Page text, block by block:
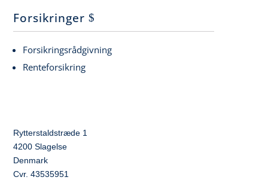
Forsikringer
Forsikringsrådgivning
Renteforsikring
Rytterstaldstræde 1
4200 Slagelse
Denmark
Cvr. 43535951